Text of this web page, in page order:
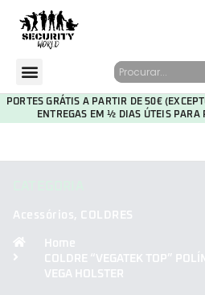
PORTES GRÁTIS A PARTIR DE 50€
ENTREGAS EM ½ DIAS ÚTEIS PARA
Acessórios, COLDRES
Home
COLDRE “VEGATEK TOP”
VEGA HOLSTER